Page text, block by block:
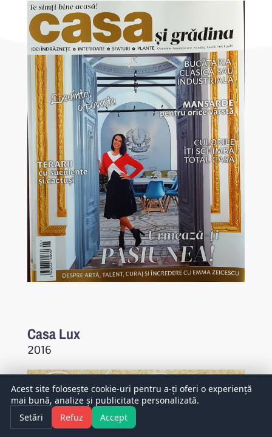
Casa Lux
2016
Acest site folosește cookie-uri pentru a-ți oferi o experiență
mai bună, analize și publicitate personalizată.
Setări
Refuz Accept